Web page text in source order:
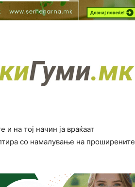
на тој начин ја враќаат
со намалување на проширените